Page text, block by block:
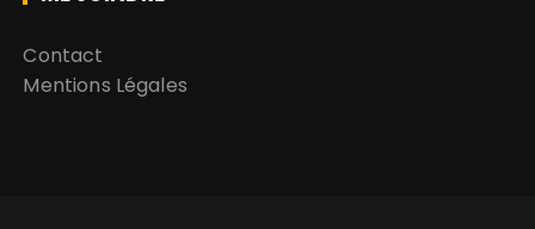
Contact
Mentions Légales